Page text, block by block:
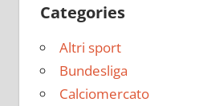
Categories
Altri sport
Bundesliga
Calciomercato